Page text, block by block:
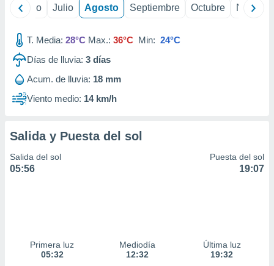
e
mediante
publicidad
de
Junio Julio Agosto Septiembre Octubre
T. Media: 28°C Max.: 36°C Min: 24°C
Días de lluvia: 3 días
Acum. de lluvia: 18 mm
Viento medio: 14 km/h
Salida y Puesta del sol
Salida del sol
05:56
Puesta del sol
19:07
Primera luz
05:32
Mediodía
12:32
Última luz
19:32